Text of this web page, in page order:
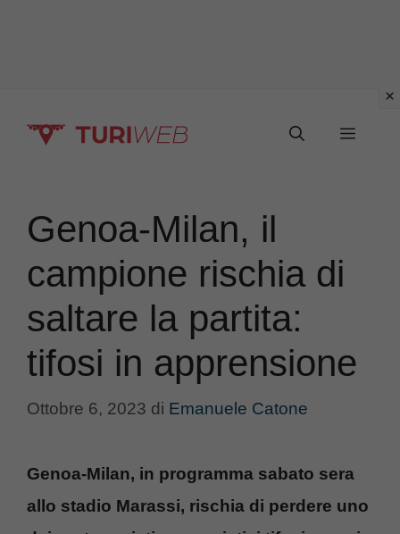
Menu
Genoa-Milan, il
campione rischia di
saltare la partita:
tifosi in apprensione
Ottobre 6, 2023 di Emanuele Catone
Genoa-Milan, in programma sabato sera
allo stadio Marassi, rischia di perdere uno